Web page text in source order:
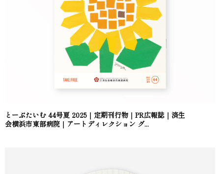
とーぶたいむ 44号夏 2025｜定期刊行物｜PR広報誌｜済生
会横浜市東部病院｜アートディレクション グ...